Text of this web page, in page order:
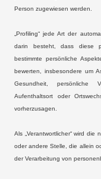
Person zugewiesen werden.
„Profiling“ jede Art der
darin besteht, dass diese
bestimmte persönliche
bewerten, insbesondere um
Gesundheit, persönliche
Aufenthaltsort oder
vorherzusagen.
Als „Verantwortlicher“ wird
oder andere Stelle, die allein
der Verarbeitung von